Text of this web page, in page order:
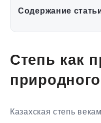
Содержание
Степь как
Казахская степь